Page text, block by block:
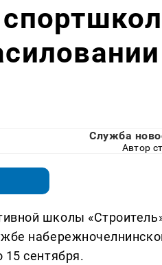
Служба
Автор
школы
15 сентября.